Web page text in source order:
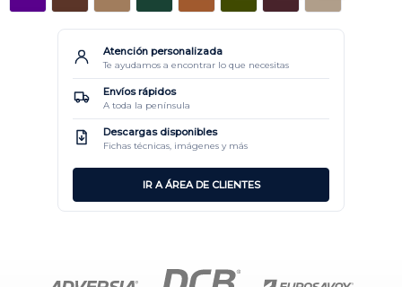
Atención personalizada
Te ayudamos a encontrar lo que necesitas
Envíos rápidos
A toda la península
Descargas disponibles
Fichas técnicas, imágenes y más
IR A ÁREA DE CLIENTES